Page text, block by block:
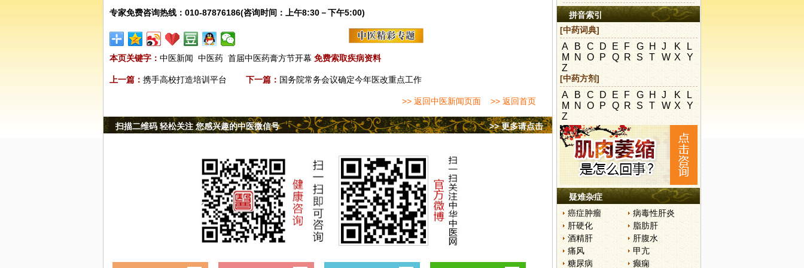
专家免费咨询热线：010-87876186(咨询时间：上午8:30－下午5:00)
本页关键字： 中医新闻 中医药 首届中医药膏方节开幕 免费索取疾病资料
上一篇： 携手高校打造培训平台 下一篇： 国务院常务会议确定今年医改重点工作
>> 返回中医新闻页面 >> 返回首页
>> 更多请点击
扫描二维码 轻松关注 您感兴趣的中医微信号
拼音索引
[中药词典]
A B C D E F G H J K
L
M N O P Q R S T W X
Y
Z
[中药方剂]
A B C D E F G H J K
L
M N O P Q R S T W X
Y
Z
疑难杂症
癌症肿瘤
病毒性肝炎
肝硬化
脂肪肝
酒精肝
肝腹水
痛风
甲亢
糖尿病
癫痫